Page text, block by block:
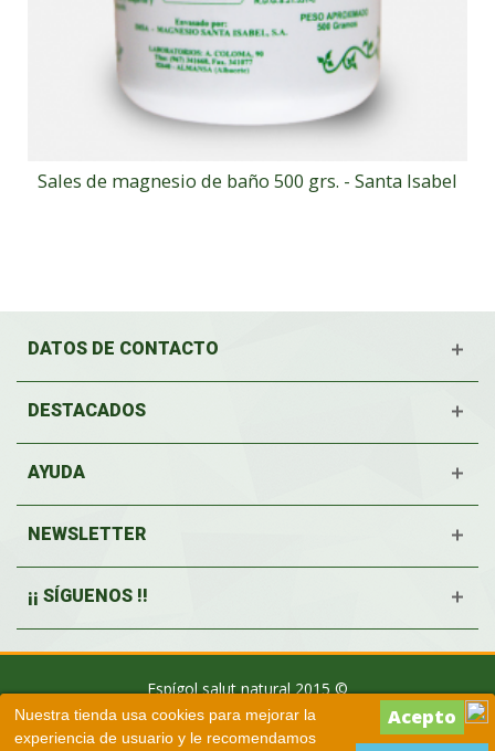
Nuestra tienda usa cookies para mejorar la
experiencia de usuario y le recomendamos
Sales de magnesio de baño 500 grs. - Santa Isabel
DATOS DE CONTACTO
DESTACADOS
AYUDA
NEWSLETTER
¡¡ SÍGUENOS !!
Espígol salut natural 2015 ©